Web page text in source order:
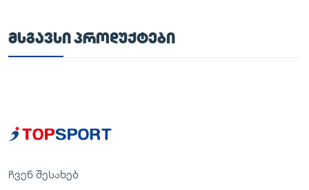
ᲛᲡᲒᲐᲕᲡᲘ ᲞᲠᲝᲓᲣᲥᲢᲔᲑᲘ
ჩვენ შესახებ